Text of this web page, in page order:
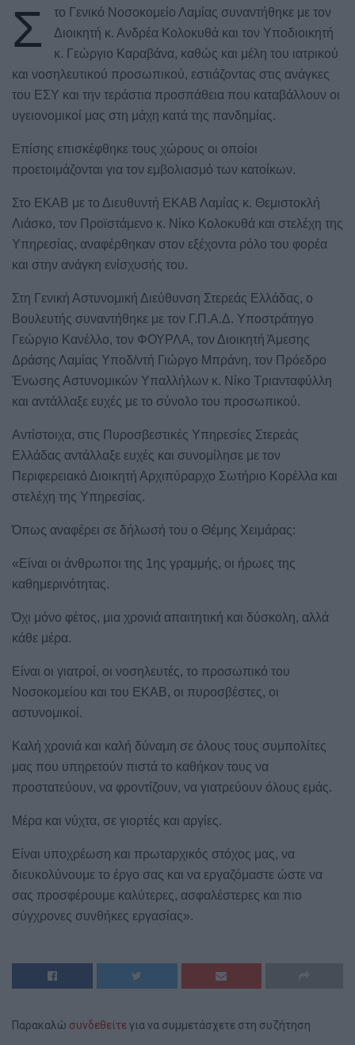
Σ
το Γενικό Νοσοκομείο Λαμίας συναντήθηκε με τον
Διοικητή κ. Ανδρέα Κολοκυθά και τον Υποδιοικητή
κ. Γεώργιο Καραβάνα, καθώς και μέλη του ιατρικού
και νοσηλευτικού προσωπικού, εστιάζοντας στις ανάγκες
του ΕΣΥ και την τεράστια προσπάθεια που καταβάλλουν οι
υγειονομικοί μας στη μάχη κατά της πανδημίας.
Επίσης επισκέφθηκε τους χώρους οι οποίοι
προετοιμάζονται για τον εμβολιασμό των κατοίκων.
Στο ΕΚΑΒ με το Διευθυντή ΕΚΑΒ Λαμίας κ. Θεμιστοκλή
Λιάσκο, τον Προϊστάμενο κ. Νίκο Κολοκυθά και στελέχη της
Υπηρεσίας, αναφέρθηκαν στον εξέχοντα ρόλο του φορέα
και στην ανάγκη ενίσχυσής του.
Στη Γενική Αστυνομική Διεύθυνση Στερεάς Ελλάδας, ο
Βουλευτής συναντήθηκε με τον Γ.Π.Α.Δ. Υποστράτηγο
Γεώργιο Κανέλλο, τον ΦΟΥΡΛΑ, τον Διοικητή Άμεσης
Δράσης Λαμίας Υποδ/ντή Γιώργο Μπράνη, τον Πρόεδρο
Ένωσης Αστυνομικών Υπαλλήλων κ. Νίκο Τριανταφύλλη
και αντάλλαξε ευχές με το σύνολο του προσωπικού.
Αντίστοιχα, στις Πυροσβεστικές Υπηρεσίες Στερεάς
Ελλάδας αντάλλαξε ευχές και συνομίλησε με τον
Περιφερειακό Διοικητή Αρχιπύραρχο Σωτήριο Κορέλλα και
στελέχη της Υπηρεσίας.
Όπως αναφέρει σε δήλωσή του ο Θέμης Χειμάρας:
«Είναι οι άνθρωποι της 1ης γραμμής, οι ήρωες της
καθημερινότητας.
Όχι μόνο φέτος, μια χρονιά απαιτητική και δύσκολη, αλλά
κάθε μέρα.
Είναι οι γιατροί, οι νοσηλευτές, το προσωπικό του
Νοσοκομείου και του ΕΚΑΒ, οι πυροσβέστες, οι
αστυνομικοί.
Καλή χρονιά και καλή δύναμη σε όλους τους συμπολίτες
μας που υπηρετούν πιστά το καθήκον τους να
προστατεύουν, να φροντίζουν, να γιατρεύουν όλους εμάς.
Μέρα και νύχτα, σε γιορτές και αργίες.
Είναι υποχρέωση και πρωταρχικός στόχος μας, να
διευκολύνουμε το έργο σας και να εργαζόμαστε ώστε να
σας προσφέρουμε καλύτερες, ασφαλέστερες και πιο
σύγχρονες συνθήκες εργασίας».
Παρακαλώ συνδεθείτεγια να συμμετάσχετε στη συζήτηση